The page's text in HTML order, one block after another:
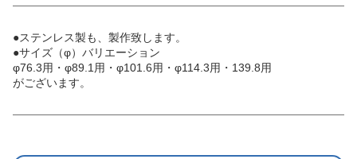
●ステンレス製も、製作致します。
●サイズ（φ）バリエーション
φ76.3用・φ89.1用・φ101.6用・φ114.3用・139.8用
がございます。